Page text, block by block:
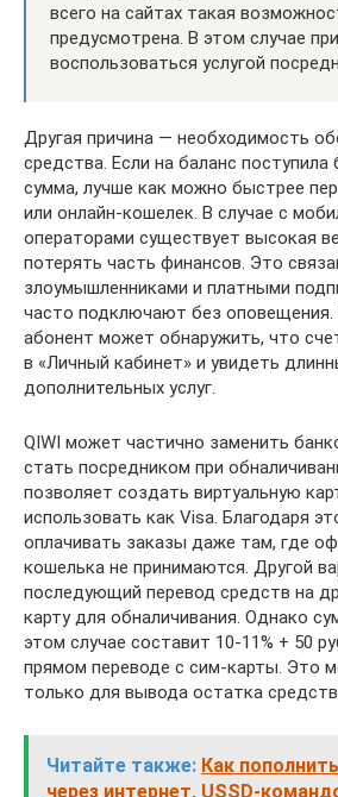
всего на сайтах такая
предусмотрена. В этом случае
воспользоваться услугой
Другая причина — необходимость
средства. Если на баланс
сумма, лучше как можно быстрее
или онлайн-кошелек. В случае с
операторами существует высокая
потерять часть финансов. Это
злоумышленниками и платными
часто подключают без
абонент может обнаружить, что
в «Личный кабинет» и увидеть
дополнительных услуг.
QIWI может частично заменить
стать посредником при
позволяет создать виртуальную
использовать как Visa. Благодаря
оплачивать заказы даже там, где
кошелька не принимаются. Другой
последующий перевод средств на
карту для обналичивания. Однако
этом случае составит 10-11% + 50
прямом переводе с сим-карты. Это
только для вывода остатка
Читайте также: Как
через интернет, USSD-